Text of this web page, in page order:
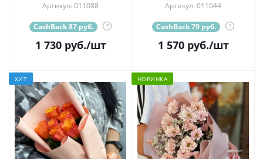
Артикул: 011088
CashBack 87 руб. ?
1 730руб./шт
Артикул: 011044
CashBack 79 руб. ?
1 570руб./шт
ХИТ НОВИНКА